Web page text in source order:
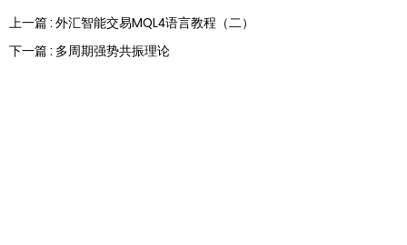
上一篇 : 外汇智能交易MQL4语言教程（二）
下一篇 : 多周期强势共振理论